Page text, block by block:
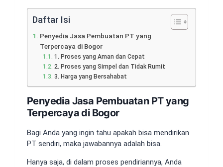
Daftar Isi
Penyedia Jasa Pembuatan PT yang
Terpercaya di Bogor
1. Proses yang Aman dan Cepat
2. Proses yang Simpel dan Tidak Rumit
3. Harga yang Bersahabat
Penyedia Jasa Pembuatan PT yang
Terpercaya di Bogor
Bagi Anda yang ingin tahu apakah bisa mendirikan
PT sendiri, maka jawabannya adalah bisa.
Hanya saja, di dalam proses pendiriannya, Anda